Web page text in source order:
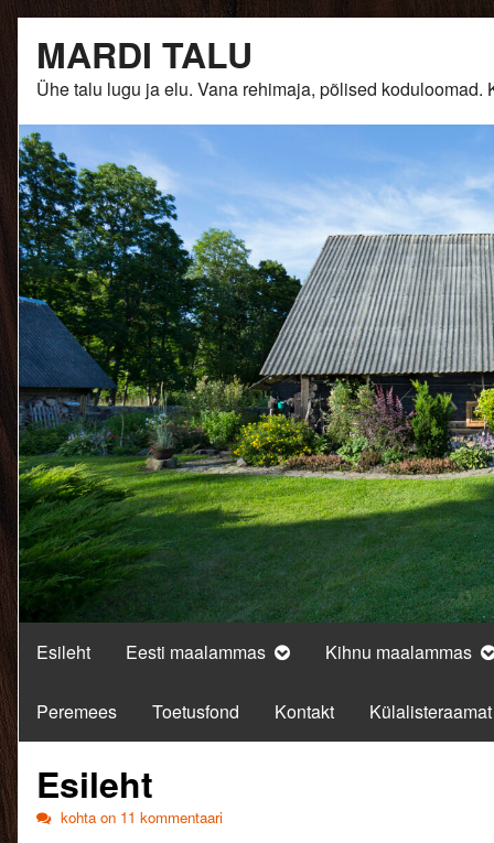
content
MARDI TALU
Ühe talu lugu ja elu. Vana rehimaja, põlised
Esileht Eesti maalammas Kihnu maalammas
Peremees Toetusfond Kontakt Külalisteraamat
Esileht
Esileht
kohta on 11 kommentaari